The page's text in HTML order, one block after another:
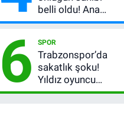
belli oldu! Ana
kadroya giren
oldu?
6 SPOR
Trabzonspor’da
sakatlık şoku!
Yıldız oyuncu
ameliyat oldu,